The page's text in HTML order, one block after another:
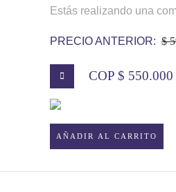
Estás realizando una
PRECIO ANTERIOR: $
COP $ 550.000
BATMAN
MAFEX
MUÑECO
AÑADIR AL CARRITO